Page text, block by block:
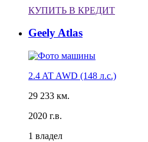
КУПИТЬ В КРЕДИТ
Geely Atlas
2.4 AT AWD (148 л.с.)
29 233 км.
2020 г.в.
1 владел